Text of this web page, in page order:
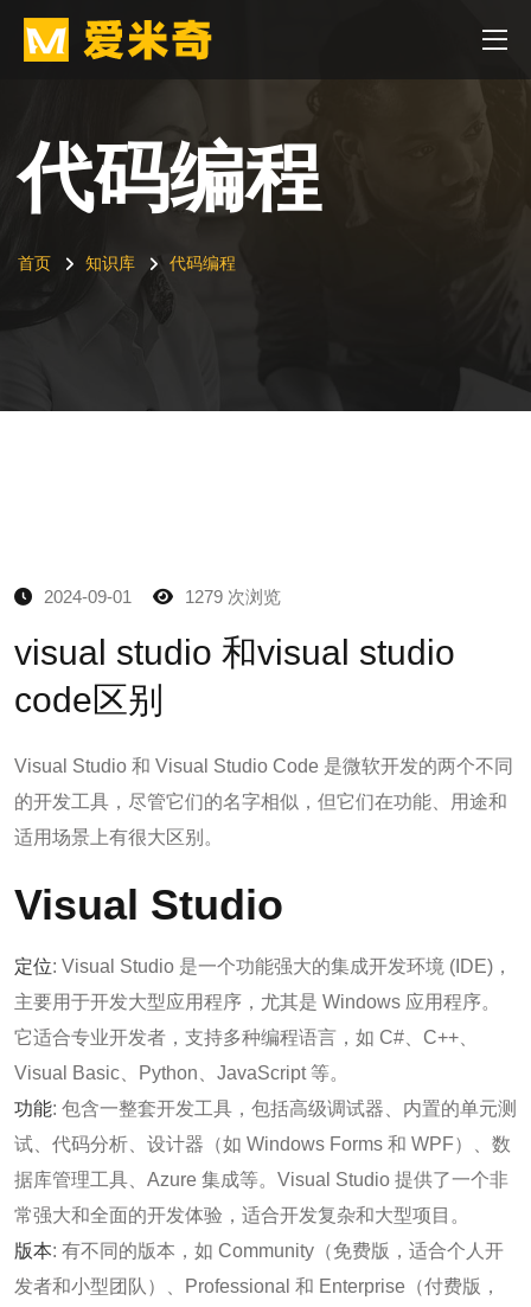
代码编程
首页 知识库 代码编程
2024-09-01 1279 次浏览
visual studio 和visual studio
code区别
Visual Studio 和 Visual Studio Code 是微软开发的两个不同
的开发工具，尽管它们的名字相似，但它们在功能、用途和
适用场景上有很大区别。
Visual Studio
定位: Visual Studio 是一个功能强大的集成开发环境 (IDE)，
主要用于开发大型应用程序，尤其是 Windows 应用程序。
它适合专业开发者，支持多种编程语言，如 C#、C++、
Visual Basic、Python、JavaScript 等。
功能: 包含一整套开发工具，包括高级调试器、内置的单元测
试、代码分析、设计器（如 Windows Forms 和 WPF）、数
据库管理工具、Azure 集成等。Visual Studio 提供了一个非
常强大和全面的开发体验，适合开发复杂和大型项目。
版本: 有不同的版本，如 Community（免费版，适合个人开
发者和小型团队）、Professional 和 Enterprise（付费版，